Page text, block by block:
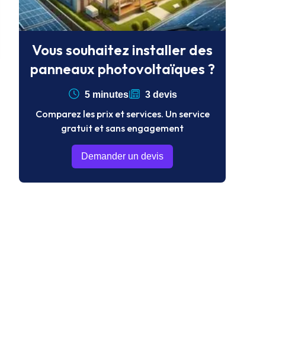
Vous souhaitez installer des
panneaux photovoltaïques ?
5 minutes 3 devis
Comparez les prix et services. Un service
gratuit et sans engagement
Demander un devis